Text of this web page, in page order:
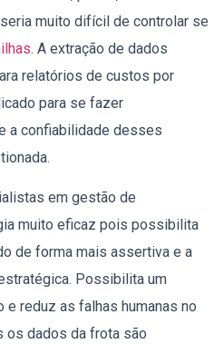
muito difícil de controlar se
. A extração de dados
relatórios de custos por
para se fazer
a confiabilidade desses
em gestão de
muito eficaz pois possibilita
de forma mais assertiva e a
Possibilita um
reduz as falhas humanas no
os dados da frota são